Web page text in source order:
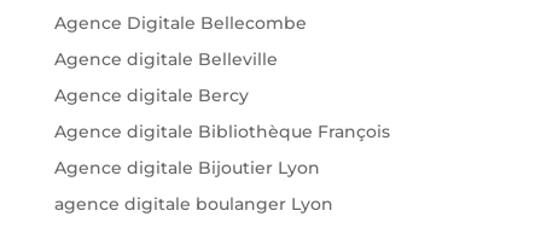
Agence Digitale Bellecombe
Agence digitale Belleville
Agence digitale Bercy
Agence digitale Bibliothèque François
Agence digitale Bijoutier Lyon
agence digitale boulanger Lyon